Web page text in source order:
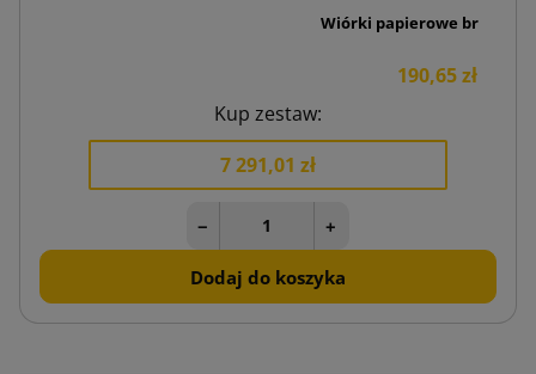
Wiórki papierowe brązowy
190,65 zł
Kup zestaw:
7 291,01 zł
− +
Dodaj do koszyka